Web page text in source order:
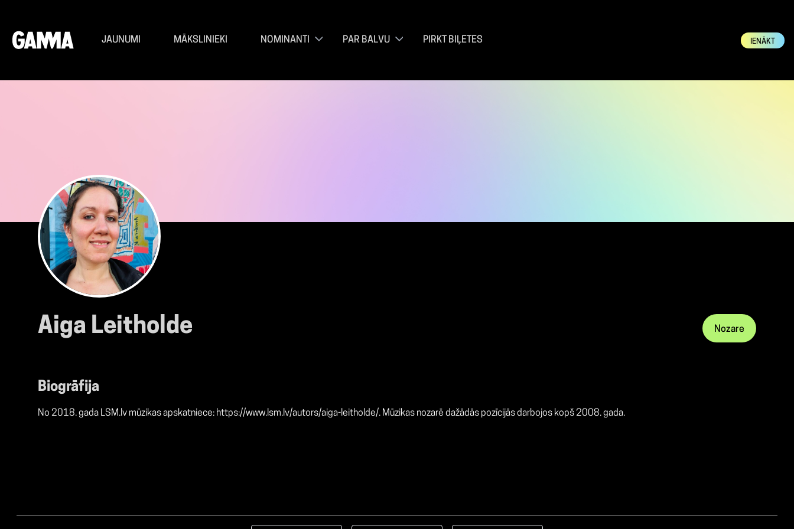
JAUNUMI MĀKSLINIEKI NOMINANTI PAR BALVU PIRKT BIĻETES IENĀKT
Aiga Leitholde Nozare
Biogrāfija
No 2018. gada LSM.lv mūzikas apskatniece: https://www.lsm.lv/autors/aiga-leitholde/. Mūzikas nozarē dažādās pozīcijās darbojos kopš 2008. gada.